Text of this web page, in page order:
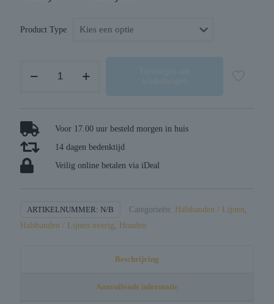
Product Type
sangria
aantal
Voor 17.00 uur besteld morgen in huis
14 dagen bedenktijd
Veilig online betalen via iDeal
ARTIKELNUMMER: N/B Categorieën: Halsbanden / Lijnen,
Halsbanden / Lijnen overig, Honden
Beschrijving
Aanvullende informatie